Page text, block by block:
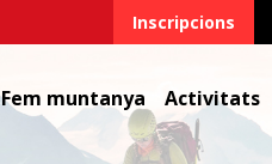
Inscripcions
Fem muntanya Activitats